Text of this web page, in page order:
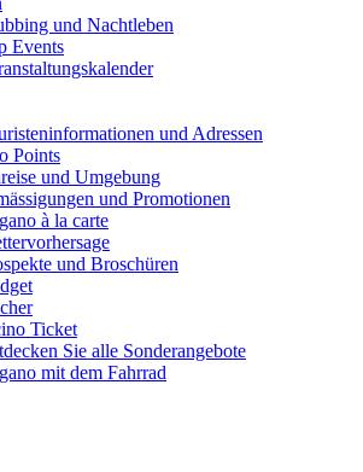
und Nachtleben
Events
und Adressen
Points
und Umgebung
und Promotionen
à la carte
und Broschüren
Ticket
Sie alle Sonderangebote
mit dem Fahrrad